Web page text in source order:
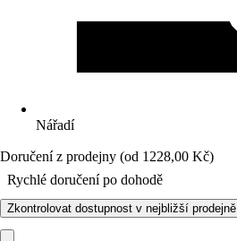
Nářadí
Doručení z prodejny (od 1228,00 Kč)
Rychlé doručení po dohodě
Zkontrolovat dostupnost v nejbližší prodejně